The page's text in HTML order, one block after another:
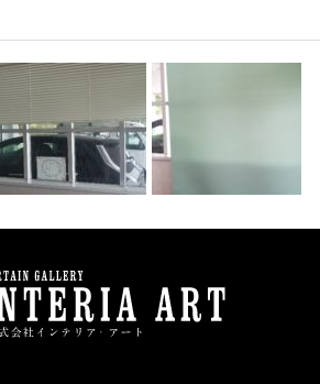
ンド
NO.0010 アルミブラインドが
五千円…
五千円…